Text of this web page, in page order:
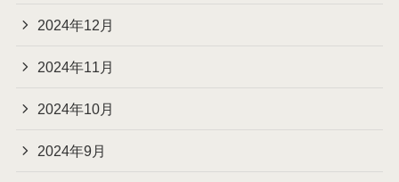
2024年12月
2024年11月
2024年10月
2024年9月